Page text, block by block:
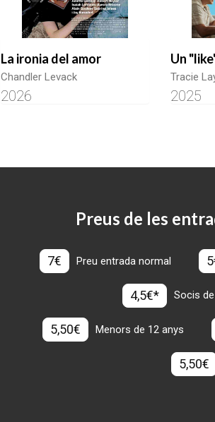
La ironia del amor
Chandler Levack
2026
Un
Tracie
2025
Preus de les
7€ Preu entrada normal
4,5€* Socis
5,50€ Menors de 12 anys
5,50€